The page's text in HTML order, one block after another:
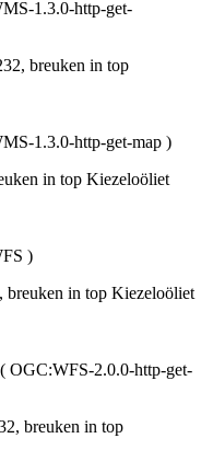
1.3.0-http-get-
breuken in top
1.3.0-http-get-map )
in top Kiezeloöliet
)
in top Kiezeloöliet
( OGC:WFS-2.0.0-http-get-
breuken in top